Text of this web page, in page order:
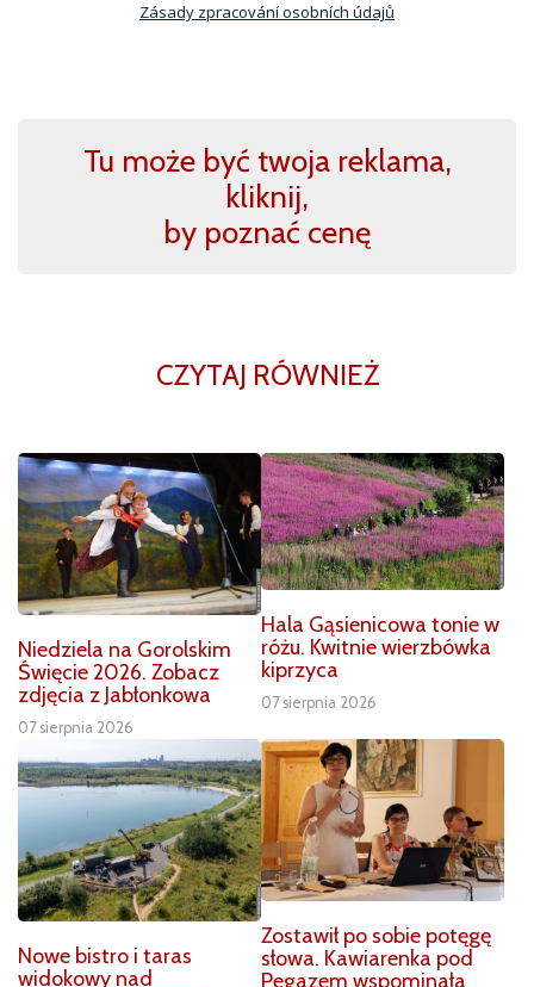
Zásady zpracování osobních údajů
Tu może być twoja reklama,
kliknij,
by poznać cenę
CZYTAJ RÓWNIEŻ
Niedziela na Gorolskim
Święcie 2026. Zobacz
zdjęcia z Jabłonkowa
07 sierpnia 2026
Hala Gąsienicowa tonie w
różu. Kwitnie wierzbówka
kiprzyca
07 sierpnia 2026
Nowe bistro i taras
widokowy nad
Zostawił po sobie potęgę
słowa. Kawiarenka pod
Pegazem wspominała